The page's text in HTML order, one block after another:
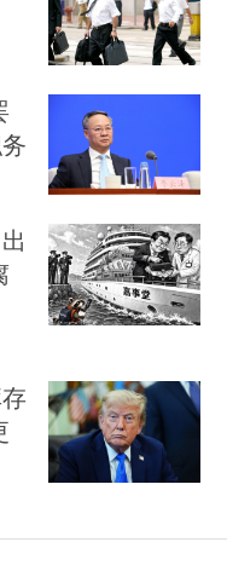
，现有确诊病例
例，累计报告确
349例。累计追踪
医学观察的密切接
（累计治愈病例占
续上升，疫情形势
愈出院病例持续增
比有所上升，救治